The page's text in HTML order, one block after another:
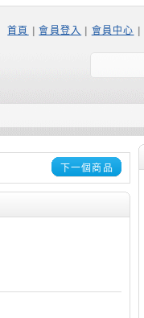
首頁 會員登入 會員中心
下一個商品